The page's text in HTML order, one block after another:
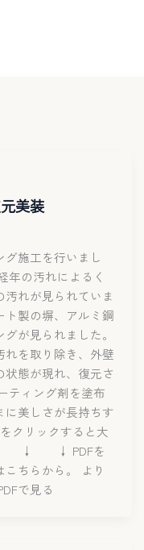
美装
施工を行いまし
年の汚れによるく
れが見られていま
ト製の塀、アルミ鋼
が見られました。
れを取り除き、外壁
態が現れ、復元さ
ティング剤を塗布
に美しさが長持ちす
クリックすると大
↓ ↓ PDFを
ちらから。 より
で見る